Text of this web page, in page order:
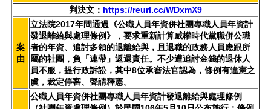
判決文： https://reurl.cc/WDxmX9
案
由
立法院2017年間通過《公職人員年資併社團專職人員年資計
發退離給與處理條例》，要求重新計算威權時代黨職併公職
者的年資、追討多領的退離給與，且退職的政務人員應跟所
屬的社團，負「連帶」返還責任。不少遭追討金錢的退休人
員不服，提行政訴訟，其中8位承審法官認為，條例有違憲之
虞，裁定停審、聲請釋憲。
公職人員年資併社團專職人員年資計發退離給與處理條例